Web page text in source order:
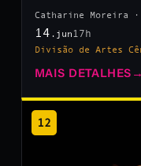
Catharine Moreira ·
14 .jun 17h
Divisão de Artes
MAIS DETALHES →
12